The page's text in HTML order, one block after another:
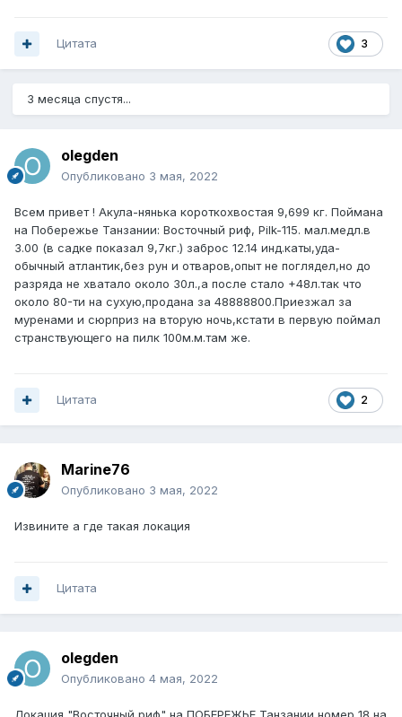
3
Цитата
3 месяца спустя...
olegden
Опубликовано 3 мая, 2022
Всем привет ! Акула-нянька короткохвостая 9,699 кг. Поймана
на Побережье Танзании: Восточный риф, Pilk-115. мал.медл.в
3.00 (в садке показал 9,7кг.) заброс 12.14 инд.каты,уда-
обычный атлантик,без рун и отваров,опыт не поглядел,но до
разряда не хватало около 30л.,а после стало +48л.так что
около 80-ти на сухую,продана за 48888800.Приезжал за
муренами и сюрприз на вторую ночь,кстати в первую поймал
странствующего на пилк 100м.м.там же.
2
Цитата
Marine76
Опубликовано 3 мая, 2022
Извините а где такая локация
Цитата
olegden
Опубликовано 4 мая, 2022